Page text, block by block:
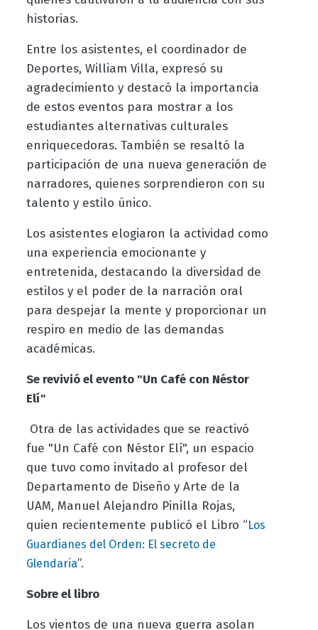
historias.
Entre los asistentes, el coordinador de
Deportes, William Villa, expresó su
agradecimiento y destacó la importancia
de estos eventos para mostrar a los
estudiantes alternativas culturales
enriquecedoras. También se resaltó la
participación de una nueva generación de
narradores, quienes sorprendieron con su
talento y estilo único.
Los asistentes elogiaron la actividad como
una experiencia emocionante y
entretenida, destacando la diversidad de
estilos y el poder de la narración oral
para despejar la mente y proporcionar un
respiro en medio de las demandas
académicas.
Se revivió el evento "Un Café con Néstor
Elí"
Otra de las actividades que se reactivó
fue "Un Café con Néstor Elí", un espacio
que tuvo como invitado al profesor del
Departamento de Diseño y Arte de la
UAM, Manuel Alejandro Pinilla Rojas,
quien recientemente publicó el Libro “Los
Guardianes del Orden: El secreto de
Glendaria”.
Sobre el libro
Los vientos de una nueva guerra asolan